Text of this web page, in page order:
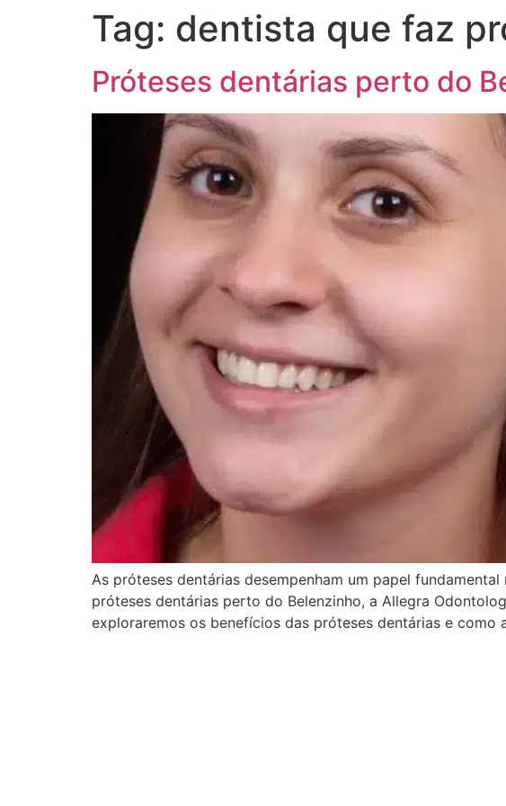
Tag: dentista que faz
Próteses dentárias perto do
As próteses dentárias desempenham um papel
próteses dentárias perto do Belenzinho, a Allegra
exploraremos os benefícios das próteses dentárias e